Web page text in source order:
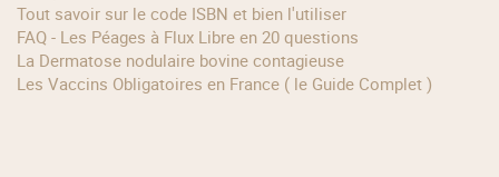
Tout savoir sur le code ISBN et bien l'utiliser
FAQ - Les Péages à Flux Libre en 20 questions
La Dermatose nodulaire bovine contagieuse
Les Vaccins Obligatoires en France ( le Guide Complet )